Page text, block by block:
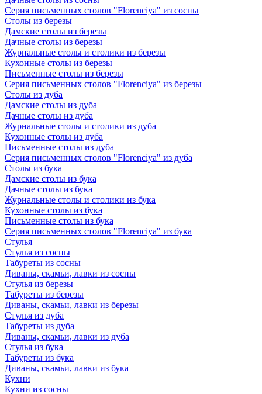
Серия письменных столов "Florenciya" из сосны
Столы из березы
Дамские столы из березы
Дачные столы из березы
Журнальные столы и столики из березы
Кухонные столы из березы
Письменные столы из березы
Серия письменных столов "Florenciya" из березы
Столы из дуба
Дамские столы из дуба
Дачные столы из дуба
Журнальные столы и столики из дуба
Кухонные столы из дуба
Письменные столы из дуба
Серия письменных столов "Florenciya" из дуба
Столы из бука
Дамские столы из бука
Дачные столы из бука
Журнальные столы и столики из бука
Кухонные столы из бука
Письменные столы из бука
Серия письменных столов "Florenciya" из бука
Стулья
Стулья из сосны
Табуреты из сосны
Диваны, скамьи, лавки из сосны
Стулья из березы
Табуреты из березы
Диваны, скамьи, лавки из березы
Стулья из дуба
Табуреты из дуба
Диваны, скамьи, лавки из дуба
Стулья из бука
Табуреты из бука
Диваны, скамьи, лавки из бука
Кухни
Кухни из сосны